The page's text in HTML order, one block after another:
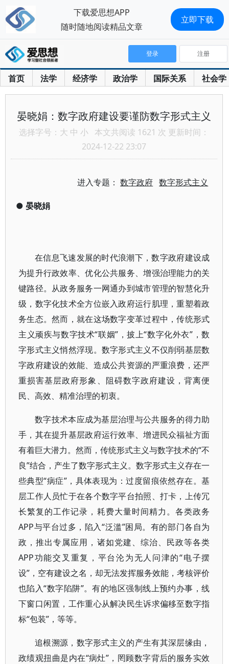
首页 法学 经济学 政治学 国际关系 社会学
登录 注册
晏晓娟：数字政府建设要谨防数字形式主义
选择字号： 大 中 小 本文共阅读 1621 次 更新时间：
2024-12-22 23:07
进入专题：数字政府 数字形式主义
● 晏晓娟
在信息飞速发展的时代浪潮下，数字政府建设成
为提升行政效率、优化公共服务、增强治理能力的关
键路径。从政务服务一网通办到城市管理的智慧化升
级，数字化技术全方位嵌入政府运行肌理，重塑着政
务生态。然而，就在这场数字变革过程中，传统形式
主义顽疾与数字技术“联姻”，披上“数字化外衣”，数
字形式主义悄然浮现。数字形式主义不仅削弱基层数
字政府建设的效能、造成公共资源的严重浪费，还严
重损害基层政府形象、阻碍数字政府建设，背离便
民、高效、精准治理的初衷。
数字技术本应成为基层治理与公共服务的得力助
手，其在提升基层政府运行效率、增进民众福祉方面
有着巨大潜力。然而，传统形式主义与数字技术的“不
良”结合，产生了数字形式主义。数字形式主义存在一
些典型“病症”，具体表现为：过度留痕依然存在。基
层工作人员忙于在各个数字平台拍照、打卡，上传冗
长繁复的工作记录，耗费大量时间精力。各类政务
APP与平台过多，陷入“泛滥”困局。有的部门各自为
政，推出专属应用，诸如党建、综治、民政等各类
APP功能交叉重复，平台沦为无人问津的“电子摆
设”，空有建设之名，却无法发挥服务效能，考核评价
也陷入“数字陷阱”。有的地区强制线上预约办事，线
下窗口闲置，工作重心从解决民生诉求偏移至数字指
标“包装”，等等。
追根溯源，数字形式主义的产生有其深层缘由，
政绩观扭曲是内在“病灶”，罔顾数字背后的服务实效
下载爱思想APP
随时随地阅读精品文章
立即下载